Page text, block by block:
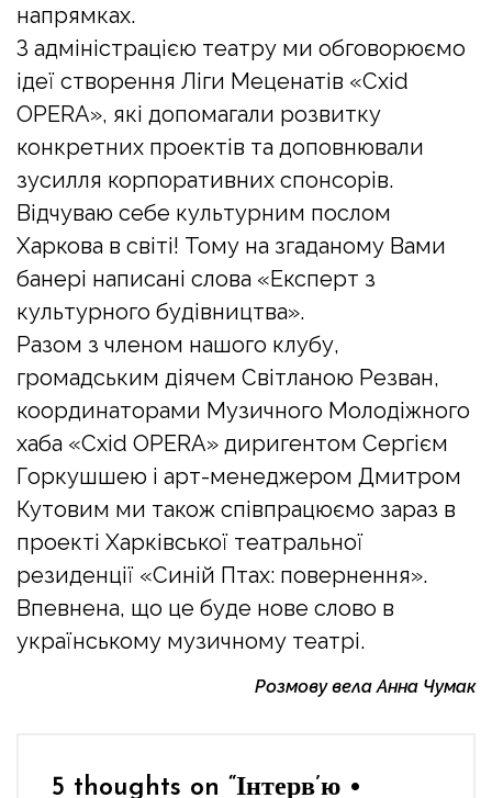
напрямках.
З адміністрацією театру ми обговорюємо
ідеї створення Ліги Меценатів «Cxid
OPERA», які допомагали розвитку
конкретних проектів та доповнювали
зусилля корпоративних спонсорів.
Відчуваю себе культурним послом
Харкова в світі! Тому на згаданому Вами
банері написані слова «Експерт з
культурного будівництва».
Разом з членом нашого клубу,
громадським діячем Світланою Резван,
координаторами Музичного Молодіжного
хаба «Cxid OPERA» диригентом Сергієм
Горкушшею і арт-менеджером Дмитром
Кутовим ми також співпрацюємо зараз в
проекті Харківської театральної
резиденції «Синій Птах: повернення».
Впевнена, що це буде нове слово в
українському музичному театрі.
Розмову вела Анна Чумак
5 thoughts on “Інтерв’ю •